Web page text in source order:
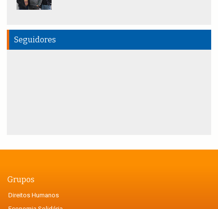
Seguidores
Grupos
Direitos Humanos